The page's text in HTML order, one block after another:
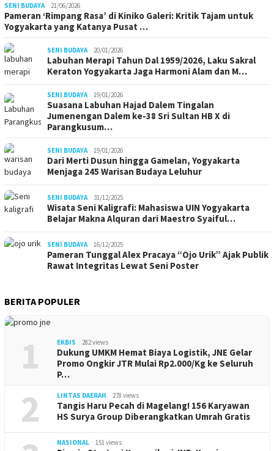
SENI BUDAYA 21/06/2026
Pameran ‘Rimpang Rasa’ di Kiniko Galeri: Kritik Tajam untuk
Yogyakarta yang Katanya Pusat …
SENI BUDAYA 20/01/2026
Labuhan Merapi Tahun Dal 1959/2026, Laku Sakral
Keraton Yogyakarta Jaga Harmoni Alam dan M…
SENI BUDAYA 19/01/2026
Suasana Labuhan Hajad Dalem Tingalan
Jumenengan Dalem ke-38 Sri Sultan HB X di
Parangkusum…
SENI BUDAYA 19/01/2026
Dari Merti Dusun hingga Gamelan, Yogyakarta
Menjaga 245 Warisan Budaya Leluhur
SENI BUDAYA 31/12/2025
Wisata Seni Kaligrafi: Mahasiswa UIN Yogyakarta
Belajar Makna Alquran dari Maestro Syaiful…
SENI BUDAYA 16/12/2025
Pameran Tunggal Alex Pracaya “Ojo Urik” Ajak Publik
Rawat Integritas Lewat Seni Poster
BERITA POPULER
1 EKBIS 282 views
Dukung UMKM Hemat Biaya Logistik, JNE Gelar
Promo Ongkir JTR Mulai Rp2.000/Kg ke Seluruh
P…
2 LINTAS DAERAH 278 views
Tangis Haru Pecah di Magelang! 156 Karyawan
HS Surya Group Diberangkatkan Umrah Gratis
NASIONAL 151 views